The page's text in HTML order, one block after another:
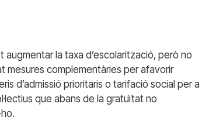
la taxa d’escolarització, però no
mesures complementàries per afavorir
d’admissió prioritaris o tarifació social per a
que abans de la gratuïtat no